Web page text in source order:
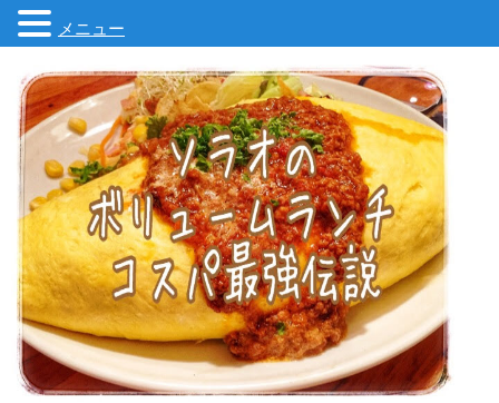
メニュー